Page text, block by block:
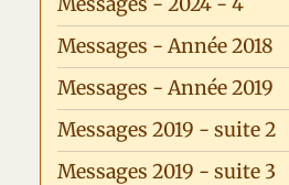
Messages - Année 2018
Messages - Année 2019
Messages 2019 - suite 2
Messages 2019 - suite 3